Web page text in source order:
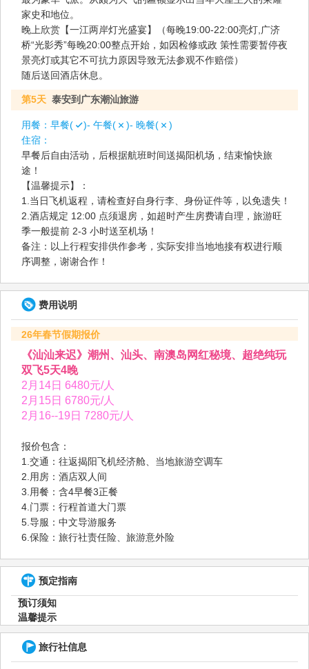
家史和地位。
晚上欣赏【一江两岸灯光盛宴】（每晚19:00-22:00亮灯,广济
桥“光影秀”每晚20:00整点开始，如因检修或政 策性需要暂停夜
景亮灯或其它不可抗力原因导致无法参观不作赔偿）
随后送回酒店休息。
第5天 泰安到广东潮汕旅游
用餐： 早餐( )- 午餐( )- 晚餐(
)
住宿：
早餐后自由活动，后根据航班时间送揭阳机场，结束愉快旅
途！
【温馨提示】：
1.当日飞机返程，请检查好自身行李、身份证件等，以免遗失！
2.酒店规定 12:00 点须退房，如超时产生房费请自理，旅游旺
季一般提前 2-3 小时送至机场！
备注：以上行程安排供作参考，实际安排当地地接有权进行顺
序调整，谢谢合作！
费用说明
26年春节假期报价
《汕汕来迟》潮州、汕头、南澳岛网红秘境、超绝纯玩
双飞5天4晚
2月14日 6480元/人
2月15日 6780元/人
2月16--19日 7280元/人
报价包含：
1.交通：往返揭阳飞机经济舱、当地旅游空调车
2.用房：酒店双人间
3.用餐：含4早餐3正餐
4.门票：行程首道大门票
5.导服：中文导游服务
6.保险：旅行社责任险、旅游意外险
预定指南
预订须知
温馨提示
旅行社信息